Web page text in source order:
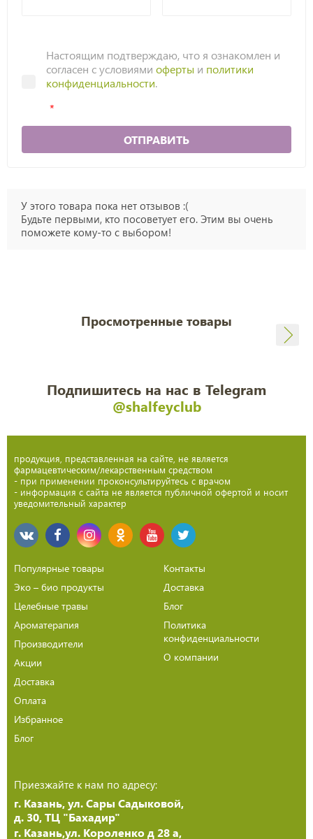
Настоящим подтверждаю, что я ознакомлен и
согласен с условиями оферты и политики
конфиденциальности.
ОТПРАВИТЬ
У этого товара пока нет отзывов :(
Будьте первыми, кто посоветует его. Этим вы очень
поможете кому-то с выбором!
Просмотренные товары
Подпишитесь на нас в Telegram
@shalfeyclub
продукция, представленная на сайте, не является
фармацевтическим/лекарственным средством
- при применении проконсультируйтесь с врачом
- информация с сайта не является публичной офертой и носит
уведомительный характер
Популярные товары
Эко – био продукты
Целебные травы
Ароматерапия
Производители
Акции
Доставка
Оплата
Избранное
Блог
Контакты
Доставка
Блог
Политика
конфиденциальности
О компании
Приезжайте к нам по адресу:
г. Казань, ул. Сары Садыковой,
д. 30, ТЦ "Бахадир"
г. Казань,ул. Короленко д 28 а,